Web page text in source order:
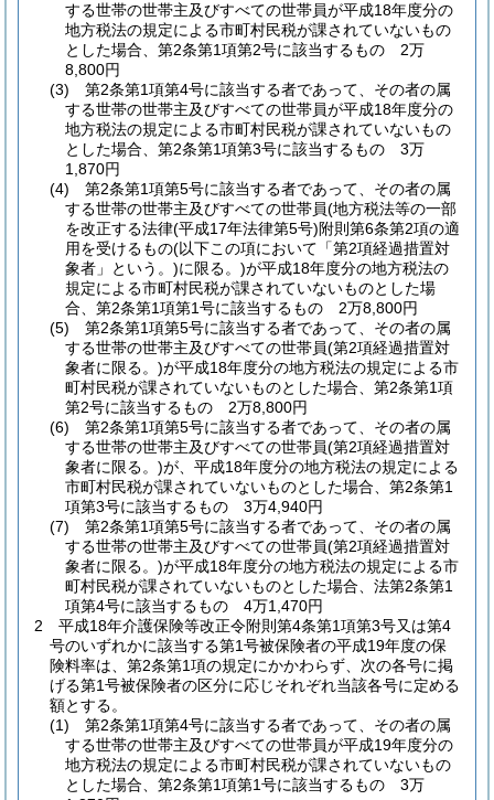
する世帯の世帯主及びすべての世帯員が平成18年度分の
地方税法の規定による市町村民税が課されていないもの
とした場合、第2条第1項第2号に該当するもの 2万
8,800円
(3)
第2条第1項第4号に該当する者であって、その者の属
する世帯の世帯主及びすべての世帯員が平成18年度分の
地方税法の規定による市町村民税が課されていないもの
とした場合、第2条第1項第3号に該当するもの 3万
1,870円
(4)
第2条第1項第5号に該当する者であって、その者の属
する世帯の世帯主及びすべての世帯員(地方税法等の一部
を改正する法律(平成17年法律第5号)附則第6条第2項の適
用を受けるもの(以下この項において「第2項経過措置対
象者」という。)に限る。)が平成18年度分の地方税法の
規定による市町村民税が課されていないものとした場
合、第2条第1項第1号に該当するもの 2万8,800円
(5)
第2条第1項第5号に該当する者であって、その者の属
する世帯の世帯主及びすべての世帯員(第2項経過措置対
象者に限る。)が平成18年度分の地方税法の規定による市
町村民税が課されていないものとした場合、第2条第1項
第2号に該当するもの 2万8,800円
(6)
第2条第1項第5号に該当する者であって、その者の属
する世帯の世帯主及びすべての世帯員(第2項経過措置対
象者に限る。)が、平成18年度分の地方税法の規定による
市町村民税が課されていないものとした場合、第2条第1
項第3号に該当するもの 3万4,940円
(7)
第2条第1項第5号に該当する者であって、その者の属
する世帯の世帯主及びすべての世帯員(第2項経過措置対
象者に限る。)が平成18年度分の地方税法の規定による市
町村民税が課されていないものとした場合、法第2条第1
項第4号に該当するもの 4万1,470円
2
平成18年介護保険等改正令附則第4条第1項第3号又は第4
号のいずれかに該当する第1号被保険者の平成19年度の保
険料率は、第2条第1項の規定にかかわらず、次の各号に掲
げる第1号被保険者の区分に応じそれぞれ当該各号に定める
額とする。
(1)
第2条第1項第4号に該当する者であって、その者の属
する世帯の世帯主及びすべての世帯員が平成19年度分の
地方税法の規定による市町村民税が課されていないもの
とした場合、第2条第1項第1号に該当するもの 3万